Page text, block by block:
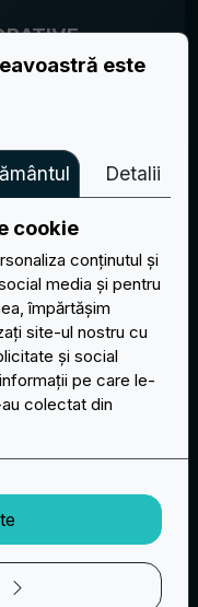
este
Detalii
cookie
conținutul și
media și pentru
împărtășim
site-ul nostru cu
și social
pe care le-
colectat din